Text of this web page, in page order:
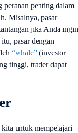
peranan penting dalam
Misalnya, pasar
jika Anda ingin
pasar dengan
“whale” (investor
tinggi, trader dapat
untuk mempelajari